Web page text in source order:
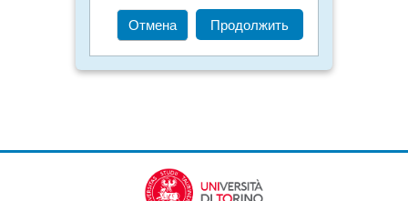
Отмена Продолжить